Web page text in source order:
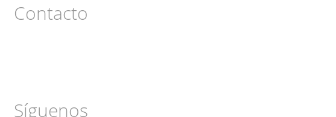
Contacto
Síguenos